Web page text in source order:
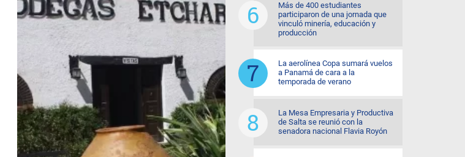
Más de 400 estudiantes
participaron de una jornada que
vinculó minería, educación y
producción
La aerolínea Copa sumará vuelos
a Panamá de cara a la
temporada de verano
La Mesa Empresaria y Productiva
de Salta se reunió con la
senadora nacional Flavia Royón